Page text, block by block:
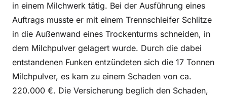
in einem Milchwerk tätig. Bei der Ausführung eines
Auftrags musste er mit einem Trennschleifer Schlitze
in die Außenwand eines Trockenturms schneiden, in
dem Milchpulver gelagert wurde. Durch die dabei
entstandenen Funken entzündeten sich die 17 Tonnen
Milchpulver, es kam zu einem Schaden von ca.
220.000 €. Die Versicherung beglich den Schaden,